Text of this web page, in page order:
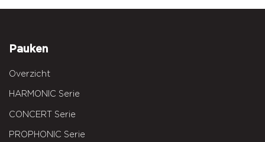
Pauken
Overzicht
HARMONIC Serie
CONCERT Serie
PROPHONIC Serie